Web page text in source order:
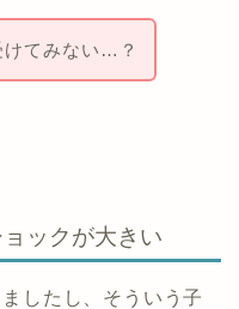
けてみない…？
ックが大きい
したし、そういう子